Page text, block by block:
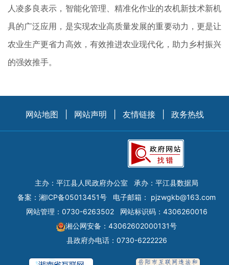
人凌多良表示，智能化管理、精准化作业的农机新技术新机
具的广泛应用，是实现农业高质量发展的重要动力，更是让
农业生产更省力高效，有效推进农业现代化，助力乡村振兴
的强效推手。
网站地图 网站声明 友情链接 政务热线
主办：平江县人民政府办公室
承办：平江县数据局
备案： 湘ICP备05013451号 电子邮箱： pjzwgkb@163.com
网站管理：0730-6263502
网站标识码：4306260016
湘公网安备：43062602000131号
县政府办电话：0730-6222226